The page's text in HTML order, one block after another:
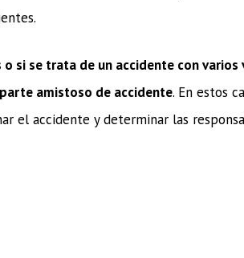
si se trata de un accidente con varios
amistoso de accidente. En estos
el accidente y determinar las